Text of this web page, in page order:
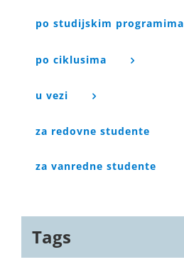
po studijskim programima
po ciklusima
u vezi
za redovne studente
za vanredne studente
Tags